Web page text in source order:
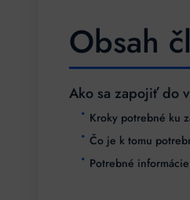
Obsah
Ako sa zapojiť do
Kroky potrebné ku
Čo je k tomu
Potrebné informácie